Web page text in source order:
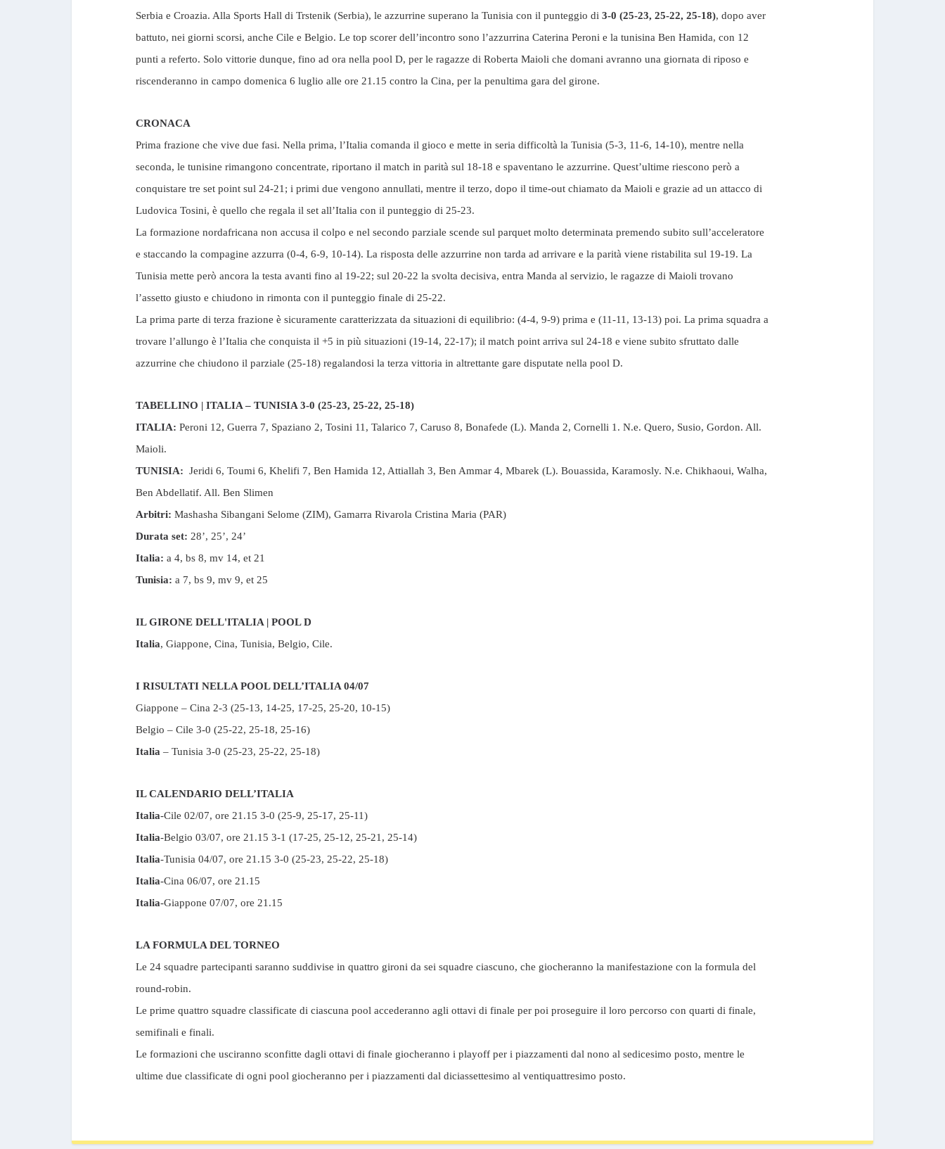
Serbia e Croazia. Alla Sports Hall di Trstenik (Serbia), le azzurrine superano la Tunisia con il punteggio di3-0 (25-23, 25-22, 25-18), dopo aver
battuto, nei giorni scorsi, anche Cile e Belgio. Le top scorer dell’incontro sono l’azzurrina Caterina Peroni e la tunisina Ben Hamida, con 12
punti a referto. Solo vittorie dunque, fino ad ora nella pool D, per le ragazze di Roberta Maioli che domani avranno una giornata di riposo e
riscenderanno in campo domenica 6 luglio alle ore 21.15 contro la Cina, per la penultima gara del girone.
CRONACA
Prima frazione che vive due fasi. Nella prima, l’Italia comanda il gioco e mette in seria difficoltà la Tunisia (5-3, 11-6, 14-10), mentre nella
seconda, le tunisine rimangono concentrate, riportano il match in parità sul 18-18 e spaventano le azzurrine. Quest’ultime riescono però a
conquistare tre set point sul 24-21; i primi due vengono annullati, mentre il terzo, dopo il time-out chiamato da Maioli e grazie ad un attacco di
Ludovica Tosini, è quello che regala il set all’Italia con il punteggio di 25-23.
La formazione nordafricana non accusa il colpo e nel secondo parziale scende sul parquet molto determinata premendo subito sull’acceleratore
e staccando la compagine azzurra (0-4, 6-9, 10-14). La risposta delle azzurrine non tarda ad arrivare e la parità viene ristabilita sul 19-19. La
Tunisia mette però ancora la testa avanti fino al 19-22; sul 20-22 la svolta decisiva, entra Manda al servizio, le ragazze di Maioli trovano
l’assetto giusto e chiudono in rimonta con il punteggio finale di 25-22.
La prima parte di terza frazione è sicuramente caratterizzata da situazioni di equilibrio: (4-4, 9-9) prima e (11-11, 13-13) poi. La prima squadra a
trovare l’allungo è l’Italia che conquista il +5 in più situazioni (19-14, 22-17); il match point arriva sul 24-18 e viene subito sfruttato dalle
azzurrine che chiudono il parziale (25-18) regalandosi la terza vittoria in altrettante gare disputate nella pool D.
TABELLINO | ITALIA – TUNISIA 3-0 (25-23, 25-22, 25-18)
ITALIA:Peroni 12, Guerra 7, Spaziano 2, Tosini 11, Talarico 7, Caruso 8, Bonafede (L). Manda 2, Cornelli 1. N.e. Quero, Susio, Gordon. All.
Maioli.
TUNISIA: Jeridi 6, Toumi 6, Khelifi 7, Ben Hamida 12, Attiallah 3, Ben Ammar 4, Mbarek (L). Bouassida, Karamosly. N.e. Chikhaoui, Walha,
Ben Abdellatif. All. Ben Slimen
Arbitri:Mashasha Sibangani Selome (ZIM), Gamarra Rivarola Cristina Maria (PAR)
Durata set: 28’, 25’, 24’
Italia:a 4, bs 8, mv 14, et 21
Tunisia:a 7, bs 9, mv 9, et 25
IL GIRONE DELL'ITALIA | POOL D
Italia, Giappone, Cina, Tunisia, Belgio, Cile.
I RISULTATI NELLA POOL DELL’ITALIA 04/07
Giappone – Cina 2-3 (25-13, 14-25, 17-25, 25-20, 10-15)
Belgio – Cile 3-0 (25-22, 25-18, 25-16)
Italia – Tunisia 3-0 (25-23, 25-22, 25-18)
IL CALENDARIO DELL’ITALIA
Italia-Cile 02/07, ore 21.15 3-0 (25-9, 25-17, 25-11)
Italia-Belgio 03/07, ore 21.15 3-1 (17-25, 25-12, 25-21, 25-14)
Italia-Tunisia 04/07, ore 21.15 3-0 (25-23, 25-22, 25-18)
Italia-Cina 06/07, ore 21.15
Italia-Giappone 07/07, ore 21.15
LA FORMULA DEL TORNEO
Le 24 squadre partecipanti saranno suddivise in quattro gironi da sei squadre ciascuno, che giocheranno la manifestazione con la formula del
round-robin.
Le prime quattro squadre classificate di ciascuna pool accederanno agli ottavi di finale per poi proseguire il loro percorso con quarti di finale,
semifinali e finali.
Le formazioni che usciranno sconfitte dagli ottavi di finale giocheranno i playoff per i piazzamenti dal nono al sedicesimo posto, mentre le
ultime due classificate di ogni pool giocheranno per i piazzamenti dal diciassettesimo al ventiquattresimo posto.